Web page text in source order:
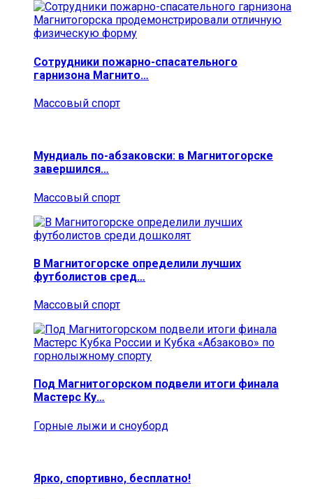
Сотрудники пожарно-спасательного
гарнизона Магнито…
Массовый спорт
Мундиаль по-абзаковски: в Магнитогорске
завершился…
Массовый спорт
В Магнитогорске определили лучших
футболистов сред…
Массовый спорт
Под Магнитогорском подвели итоги финала
Мастерс Ку…
Горные лыжи и сноуборд
Ярко, спортивно, бесплатно!